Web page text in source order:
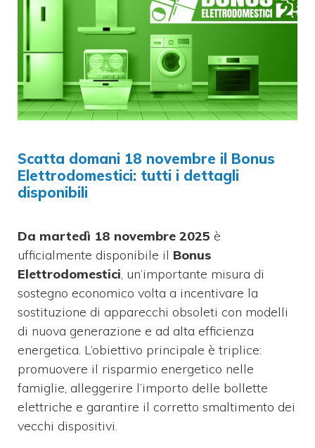
Scatta domani 18 novembre il Bonus
Elettrodomestici: tutti i dettagli
disponibili
Da martedì 18 novembre 2025 è
ufficialmente disponibile il Bonus
Elettrodomestici, un’importante misura di
sostegno economico volta a incentivare la
sostituzione di apparecchi obsoleti con modelli
di nuova generazione e ad alta efficienza
energetica. L’obiettivo principale è triplice:
promuovere il risparmio energetico nelle
famiglie, alleggerire l’importo delle bollette
elettriche e garantire il corretto smaltimento dei
vecchi dispositivi.